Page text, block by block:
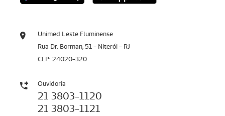
Unimed Leste Fluminense
Rua Dr. Borman, 51 - Niterói - RJ
CEP: 24020-320
Ouvidoria
21 3803-1120
21 3803-1121